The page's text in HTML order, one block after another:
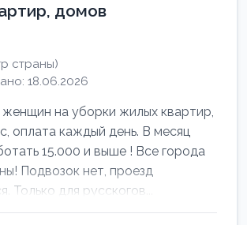
домов
страны)
18.06.2026
на уборки жилых квартир,
оплата каждый день. В месяц
15.000 и выше ! Все города
Подвозок нет, проезд
Только для русскогов...